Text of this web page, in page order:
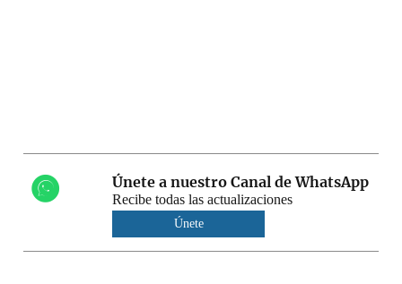
Únete a nuestro Canal de WhatsApp
Recibe todas las actualizaciones
Únete